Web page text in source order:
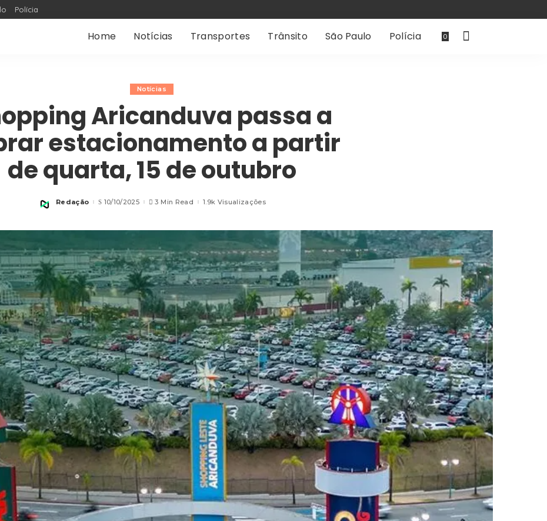
Polícia
Home Notícias Transportes Trânsito São Paulo Polícia 0
Notícias
Aricanduva passa a
estacionamento a partir
de quarta, 15 de outubro
Posted
Redação 10/10/2025 3 Min Read 1.9k Visualizações